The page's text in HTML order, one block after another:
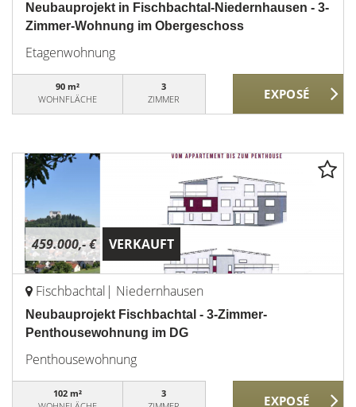
Neubauprojekt in Fischbachtal-Niedernhausen - 3-
Zimmer-Wohnung im Obergeschoss
Etagenwohnung
90 m²
WOHNFLÄCHE
3
ZIMMER
459.000,- € VERKAUFT
Fischbachtal| Niedernhausen
Neubauprojekt Fischbachtal - 3-Zimmer-
Penthousewohnung im DG
Penthousewohnung
102 m²
3